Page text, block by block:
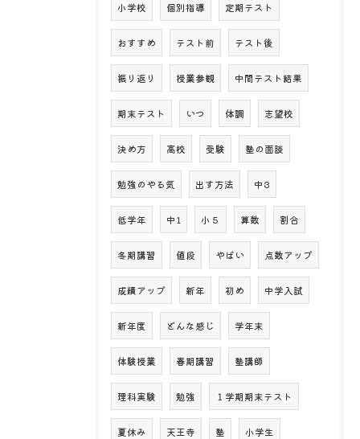
小学校 個別指導 定期テスト
おすすめ テスト前 テスト後
振り返り 授業参観 中間テスト結果
期末テスト いつ 体調 志望校
決め方 高校 受験 塾の面談
勉強のやる気 出す方法 中3
低学年 中1 小５ 算数 割合
冬期講習 値段 やばい 点数アップ
成績アップ 新年 初め 中学入試
新年度 どんな感じ 学年末
体験授業 春期講習 塾講師
理科実験 勉強 １学期期末テスト
夏休み 天王寺 塾 小学生